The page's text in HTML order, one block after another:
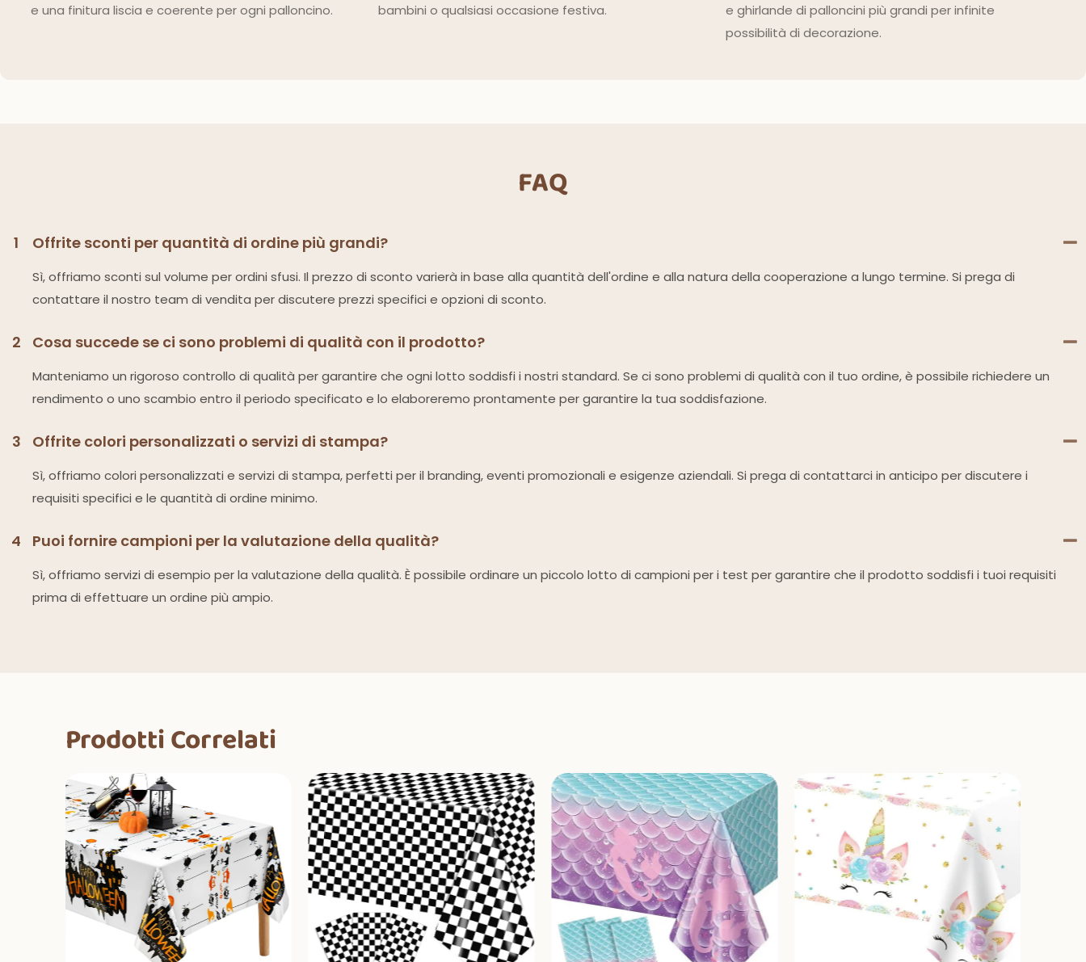
e una finitura liscia e coerente per ogni palloncino.
bambini o qualsiasi occasione festiva.
e ghirlande di palloncini più grandi per infinite
possibilità di decorazione.
FAQ
1 Offrite sconti per quantità di ordine più grandi?
Sì, offriamo sconti sul volume per ordini sfusi. Il prezzo di sconto varierà in base alla quantità dell'ordine e alla natura della cooperazione a lungo termine. Si prega di
contattare il nostro team di vendita per discutere prezzi specifici e opzioni di sconto.
2 Cosa succede se ci sono problemi di qualità con il prodotto?
Manteniamo un rigoroso controllo di qualità per garantire che ogni lotto soddisfi i nostri standard. Se ci sono problemi di qualità con il tuo ordine, è possibile richiedere un
rendimento o uno scambio entro il periodo specificato e lo elaboreremo prontamente per garantire la tua soddisfazione.
3 Offrite colori personalizzati o servizi di stampa?
Sì, offriamo colori personalizzati e servizi di stampa, perfetti per il branding, eventi promozionali e esigenze aziendali. Si prega di contattarci in anticipo per discutere i
requisiti specifici e le quantità di ordine minimo.
4 Puoi fornire campioni per la valutazione della qualità?
Sì, offriamo servizi di esempio per la valutazione della qualità. È possibile ordinare un piccolo lotto di campioni per i test per garantire che il prodotto soddisfi i tuoi requisiti
prima di effettuare un ordine più ampio.
Prodotti Correlati